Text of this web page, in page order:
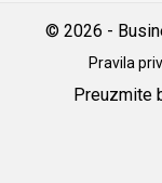
© 2026 -
Pravila
Preuzmite